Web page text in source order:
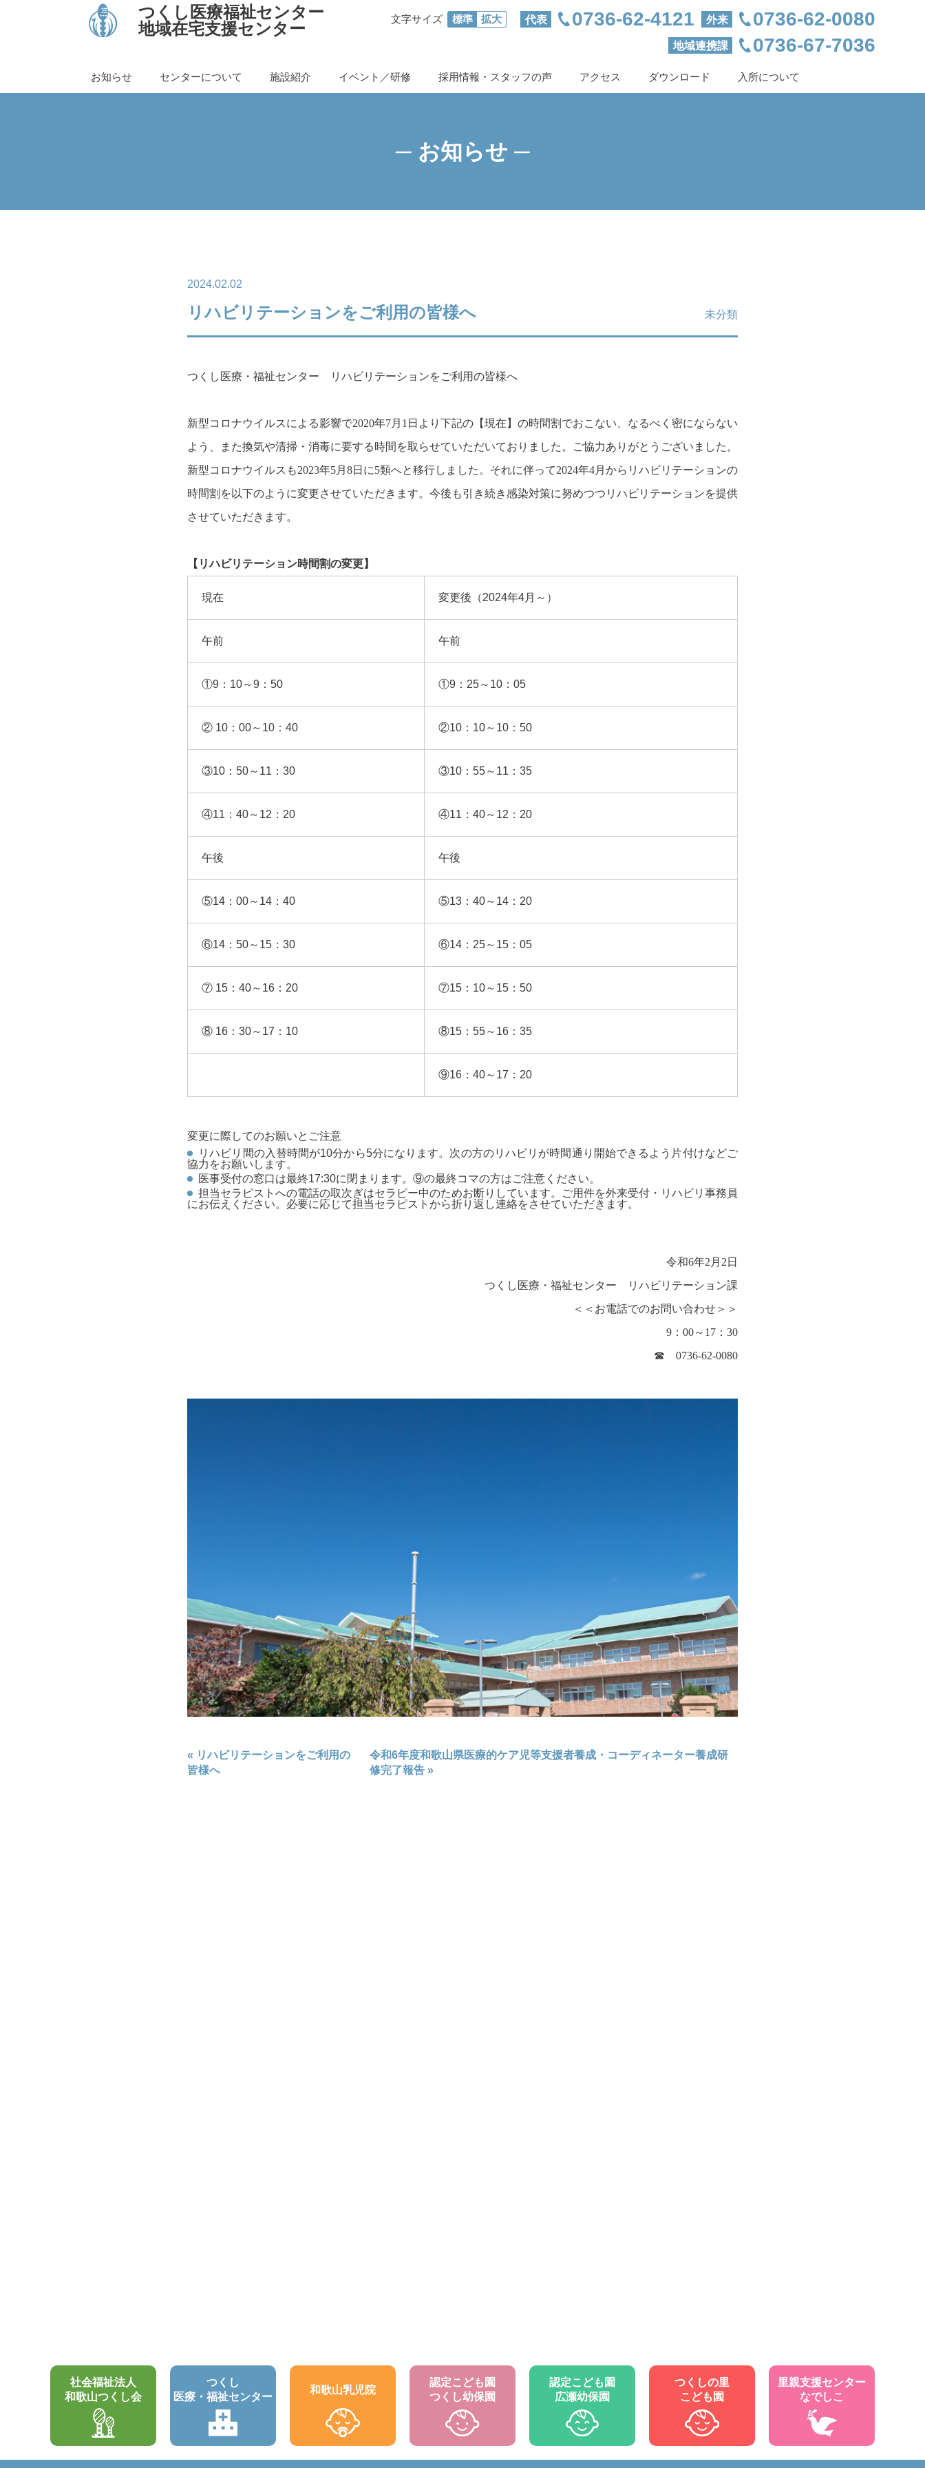
つくし医療福祉センター
地域在宅支援センター
お知らせ センターについて 施設紹介 イベント／研修 採用情報・スタッフの声 アクセス ダウンロード 入所について
文字サイズ 標準 拡大 代表 0736-62-4121 外来 0736-62-0080
地域連携課 0736-67-7036
─ お知らせ ─
2024.02.02
リハビリテーションをご利用の皆様へ 未分類
つくし医療・福祉センター リハビリテーションをご利用の皆様へ
新型コロナウイルスによる影響で2020年7月1日より下記の【現在】の時間割でおこない、なるべく密にならない
よう、また換気や清掃・消毒に要する時間を取らせていただいておりました。ご協力ありがとうございました。
新型コロナウイルスも2023年5月8日に5類へと移行しました。それに伴って2024年4月からリハビリテーションの
時間割を以下のように変更させていただきます。今後も引き続き感染対策に努めつつリハビリテーションを提供
させていただきます。
【リハビリテーション時間割の変更】
現在 変更後（2024年4月～）
午前 午前
①9：10～9：50 ①9：25～10：05
② 10：00～10：40 ②10：10～10：50
③10：50～11：30 ③10：55～11：35
④11：40～12：20 ④11：40～12：20
午後 午後
⑤14：00～14：40 ⑤13：40～14：20
⑥14：50～15：30 ⑥14：25～15：05
⑦ 15：40～16：20 ⑦15：10～15：50
⑧ 16：30～17：10 ⑧15：55～16：35
⑨16：40～17：20
変更に際してのお願いとご注意
リハビリ間の入替時間が10分から5分になります。次の方のリハビリが時間通り開始できるよう片付けなどご
協力をお願いします。
医事受付の窓口は最終17:30に閉まります。⑨の最終コマの方はご注意ください。
担当セラピストへの電話の取次ぎはセラピー中のためお断りしています。ご用件を外来受付・リハビリ事務員
にお伝えください。必要に応じて担当セラピストから折り返し連絡をさせていただきます。
令和6年2月2日
つくし医療・福祉センター リハビリテーション課
＜＜お電話でのお問い合わせ＞＞
9：00～17：30
☎ 0736-62-0080
« リハビリテーションをご利用の
皆様へ
令和6年度和歌山県医療的ケア児等支援者養成・コーディネーター養成研
修完了報告»
社会福祉法人
和歌山つくし会
つくし
医療・福祉センター
和歌山乳児院
認定こども園
つくし幼保園
認定こども園
広瀬幼保園
つくしの里
こども園
里親支援センター
なでしこ